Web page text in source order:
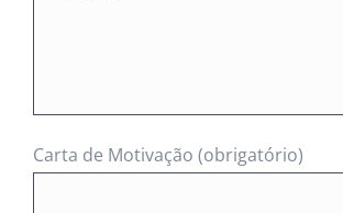
Carta de Motivação (obrigatório)